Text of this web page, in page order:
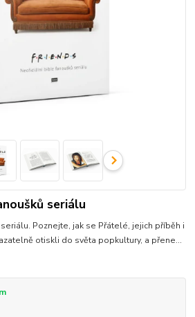
seriálu
Poznejte, jak se Přátelé, jejich příběh i
otiskli do světa popkultury, a přene...